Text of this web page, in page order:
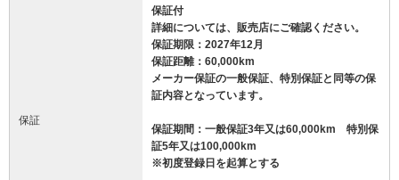
保証
保証付
詳細については、販売店にご確認ください。
保証期限：2027年12月
保証距離：60,000km
メーカー保証の一般保証、特別保証と同等の保
証内容となっています。
保証期間：一般保証3年又は60,000km 特別保
証5年又は100,000km
※初度登録日を起算とする